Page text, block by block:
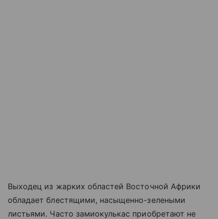
Выходец из жарких областей Восточной Африки
обладает блестящими, насыщенно-зелеными
листьями. Часто замиокулькас приобретают не